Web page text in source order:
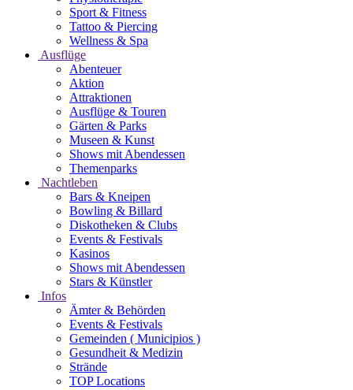
Sport & Fitness
Tattoo & Piercing
Wellness & Spa
Ausflüge
Abenteuer
Aktion
Attraktionen
Ausflüge & Touren
Gärten & Parks
Museen & Kunst
Shows mit Abendessen
Themenparks
Nachtleben
Bars & Kneipen
Bowling & Billard
Diskotheken & Clubs
Events & Festivals
Kasinos
Shows mit Abendessen
Stars & Künstler
Infos
Ämter & Behörden
Events & Festivals
Gemeinden ( Municipios )
Gesundheit & Medizin
Strände
TOP Locations